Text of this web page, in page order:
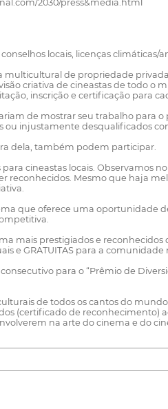
2030/press&media.html
locais, licenças
multicultural de propriedade
criativa de cineastas de todo o
inscrição e certificação para
de mostrar seu trabalho para
injustamente desqualificados
dela, também podem participar.
cineastas locais.
reconhecidos. Mesmo que haja
que oferece uma oportunidade
mais prestigiados e
e GRATUITAS para a comunidade
para o “Prêmio de
de todos os cantos do
(certificado de reconhecimento)
na arte do cinema e do